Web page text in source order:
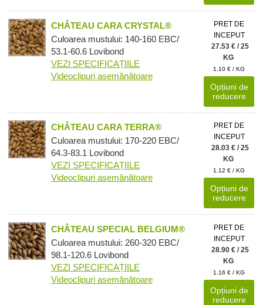
CHÂTEAU CARA CRYSTAL®
Culoarea mustului: 140-160 EBC/
53.1-60.6 Lovibond
VEZI SPECIFICAȚIILE
Videoclipuri asemănătoare
PRET DE
INCEPUT
27.53 € / 25
KG
1.10 € / KG
Opțiuni de
reducere
CHÂTEAU CARA TERRA®
Culoarea mustului: 170-220 EBC/
64.3-83.1 Lovibond
VEZI SPECIFICAȚIILE
Videoclipuri asemănătoare
PRET DE
INCEPUT
28.03 € / 25
KG
1.12 € / KG
Opțiuni de
reducere
CHÂTEAU SPECIAL BELGIUM®
Culoarea mustului: 260-320 EBC/
98.1-120.6 Lovibond
VEZI SPECIFICAȚIILE
Videoclipuri asemănătoare
PRET DE
INCEPUT
28.90 € / 25
KG
1.16 € / KG
Opțiuni de
reducere